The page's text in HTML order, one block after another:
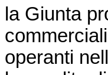
la Giunta
operanti